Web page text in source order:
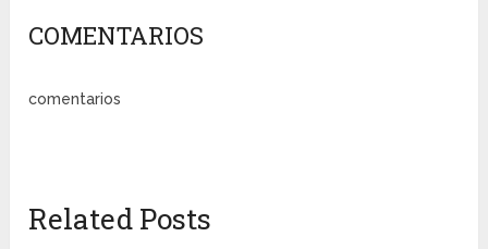
COMENTARIOS
comentarios
Related Posts